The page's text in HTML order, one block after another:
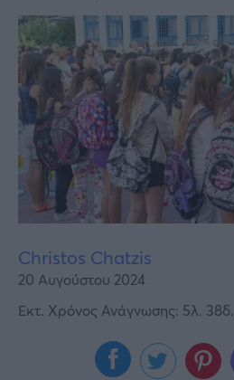
Γυναίκα
Καιρός
Christos Chatzis
20 Αυγούστου 2024
Εκτ. Χρόνος Ανάγνωσης: 5λ. 38δ.